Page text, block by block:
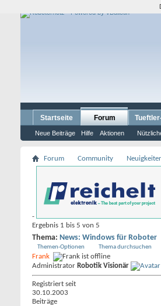
Startseite Forum
Neue Beiträge Hilfe Aktionen
Forum Community
-
Ergebnis 1 bis 5 von 5
Thema: News: Windows für Roboter
Themen-Optionen Thema durchsuchen
Frank
Administrator Robotik Visionär
Registriert seit
30.10.2003
Beiträge